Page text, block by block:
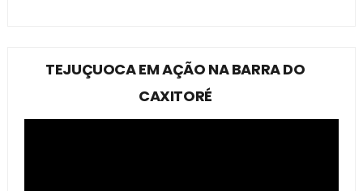
TEJUÇUOCA EM AÇÃO NA BARRA DO
CAXITORÉ